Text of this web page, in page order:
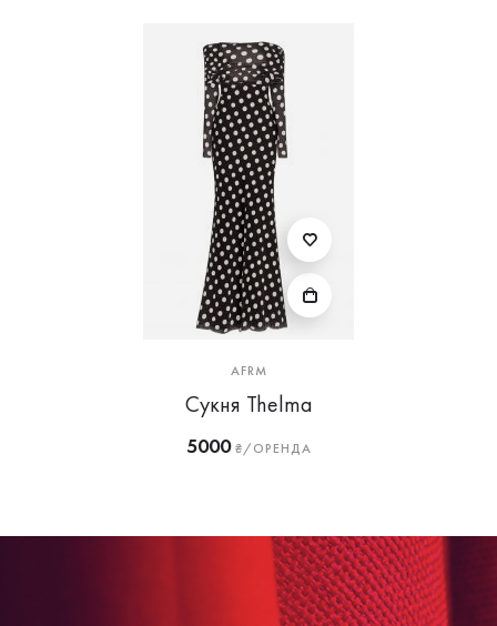
AFRM
Сукня Thelma
5000₴/ОРЕНДА